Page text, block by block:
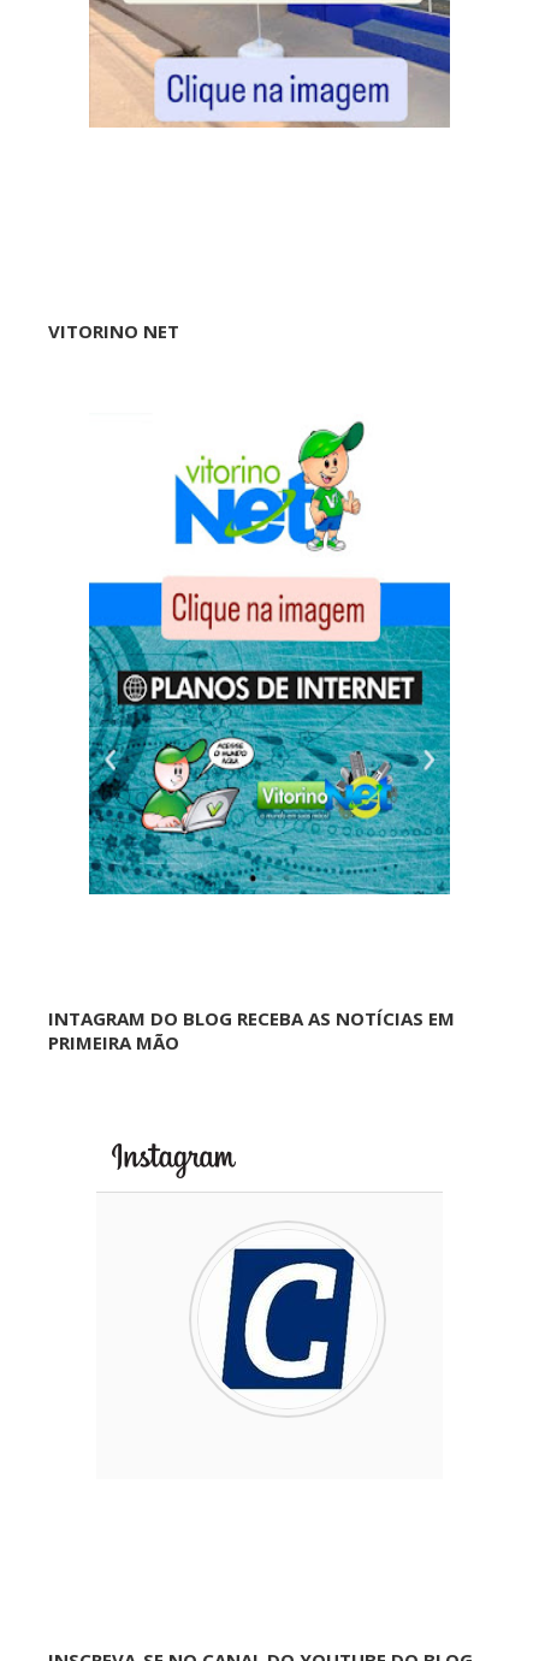
VITORINO NET
INTAGRAM DO BLOG RECEBA AS NOTÍCIAS EM
PRIMEIRA MÃO